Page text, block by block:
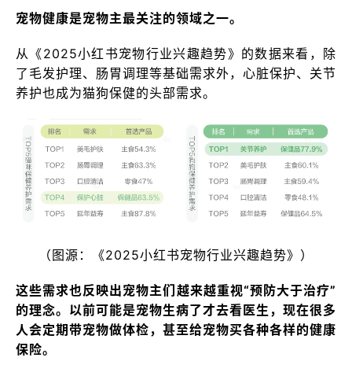
宠物健康是宠物主最关注的领域之一。
从《2025小红书宠物行业兴趣趋势》的数据来看，除
了毛发护理、肠胃调理等基础需求外，心脏保护、关节
养护也成为猫狗保健的头部需求。
（图源：《2025小红书宠物行业兴趣趋势》）
这些需求也反映出宠物主们越来越重视“预防大于治疗”
的理念。以前可能是宠物生病了才去看医生，现在很多
人会定期带宠物做体检，甚至给宠物买各种各样的健康
保险。